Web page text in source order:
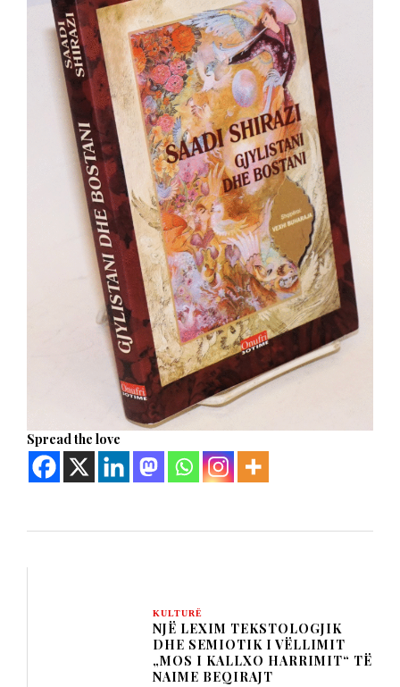
Spread the love
KULTURË
NJË LEXIM TEKSTOLOGJIK
DHE SEMIOTIK I VËLLIMIT
„MOS I KALLXO HARRIMIT“ TË
NAIME BEQIRAJT